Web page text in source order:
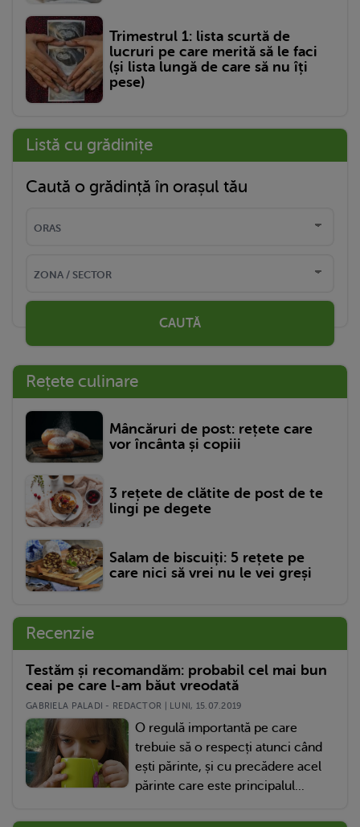
Trimestrul 1: lista scurtă de
lucruri pe care merită să le faci
(și lista lungă de care să nu îți
pese)
Listă cu grădinițe
Caută o grădință în orașul tău
CAUTĂ
Rețete culinare
Mâncăruri de post: rețete care
vor încânta și copiii
3 rețete de clătite de post de te
lingi pe degete
Salam de biscuiți: 5 rețete pe
care nici să vrei nu le vei greși
Recenzie
Testăm și recomandăm: probabil cel mai bun
ceai pe care l-am băut vreodată
GABRIELA PALADI - REDACTOR | LUNI, 15.07.2019
O regulă importantă pe care
trebuie să o respecți atunci când
ești părinte, și cu precădere acel
părinte care este principalul...